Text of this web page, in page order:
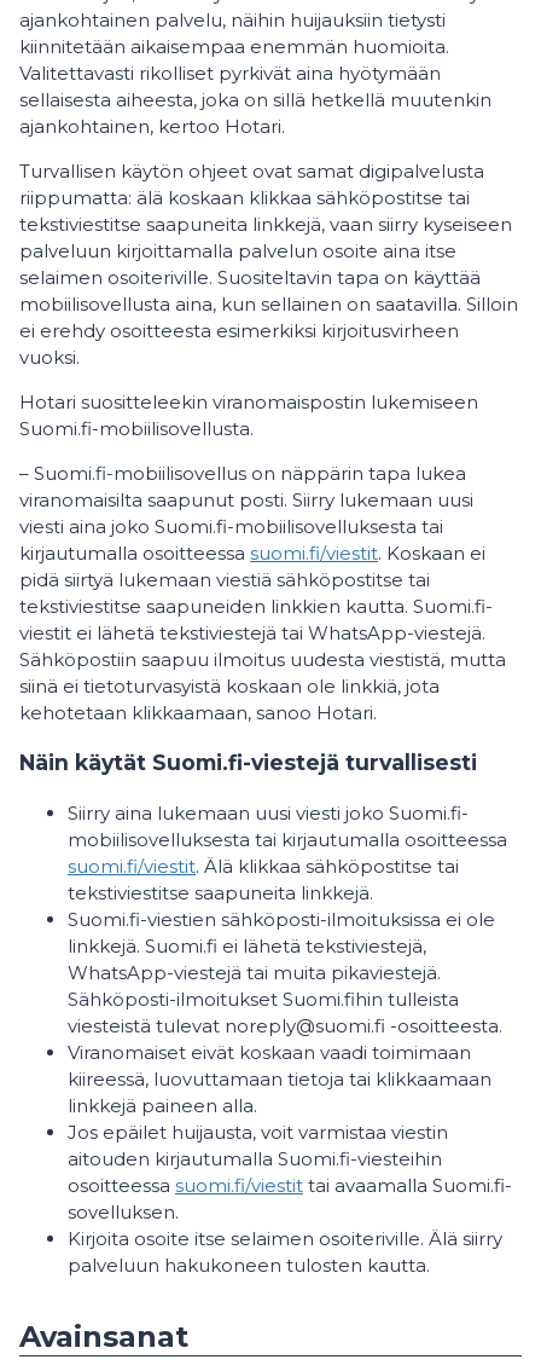
ajankohtainen palvelu, näihin huijauksiin tietysti
kiinnitetään aikaisempaa enemmän huomioita.
Valitettavasti rikolliset pyrkivät aina hyötymään
sellaisesta aiheesta, joka on sillä hetkellä muutenkin
ajankohtainen, kertoo Hotari.
Turvallisen käytön ohjeet ovat samat digipalvelusta
riippumatta: älä koskaan klikkaa sähköpostitse tai
tekstiviestitse saapuneita linkkejä, vaan siirry kyseiseen
palveluun kirjoittamalla palvelun osoite aina itse
selaimen osoiteriville. Suositeltavin tapa on käyttää
mobiilisovellusta aina, kun sellainen on saatavilla. Silloin
ei erehdy osoitteesta esimerkiksi kirjoitusvirheen
vuoksi.
Hotari suositteleekin viranomaispostin lukemiseen
Suomi.fi-mobiilisovellusta.
– Suomi.fi-mobiilisovellus on näppärin tapa lukea
viranomaisilta saapunut posti. Siirry lukemaan uusi
viesti aina joko Suomi.fi-mobiilisovelluksesta tai
kirjautumalla osoitteessa suomi.fi/viestit. Koskaan ei
pidä siirtyä lukemaan viestiä sähköpostitse tai
tekstiviestitse saapuneiden linkkien kautta. Suomi.fi-
viestit ei lähetä tekstiviestejä tai WhatsApp-viestejä.
Sähköpostiin saapuu ilmoitus uudesta viestistä, mutta
siinä ei tietoturvasyistä koskaan ole linkkiä, jota
kehotetaan klikkaamaan, sanoo Hotari.
Näin käytät Suomi.fi-viestejä turvallisesti
Siirry aina lukemaan uusi viesti joko Suomi.fi-
mobiilisovelluksesta tai kirjautumalla osoitteessa
suomi.fi/viestit. Älä klikkaa sähköpostitse tai
tekstiviestitse saapuneita linkkejä.
Suomi.fi-viestien sähköposti-ilmoituksissa ei ole
linkkejä. Suomi.fi ei lähetä tekstiviestejä,
WhatsApp-viestejä tai muita pikaviestejä.
Sähköposti-ilmoitukset Suomi.fihin tulleista
viesteistä tulevat noreply@suomi.fi -osoitteesta.
Viranomaiset eivät koskaan vaadi toimimaan
kiireessä, luovuttamaan tietoja tai klikkaamaan
linkkejä paineen alla.
Jos epäilet huijausta, voit varmistaa viestin
aitouden kirjautumalla Suomi.fi-viesteihin
osoitteessa suomi.fi/viestit tai avaamalla Suomi.fi-
sovelluksen.
Kirjoita osoite itse selaimen osoiteriville. Älä siirry
palveluun hakukoneen tulosten kautta.
Avainsanat